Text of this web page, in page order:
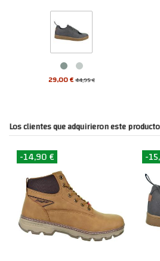
29,00 €44,95 €
Los clientes que adquirieron este
-14,90 € -